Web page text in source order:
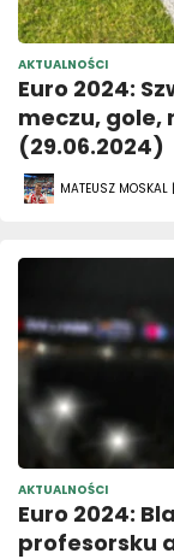
AKTUALNOŚCI
Euro 2024:
meczu, gole,
(29.06.2024)
MATEUSZ
AKTUALNOŚCI
Euro 2024:
profesorsku